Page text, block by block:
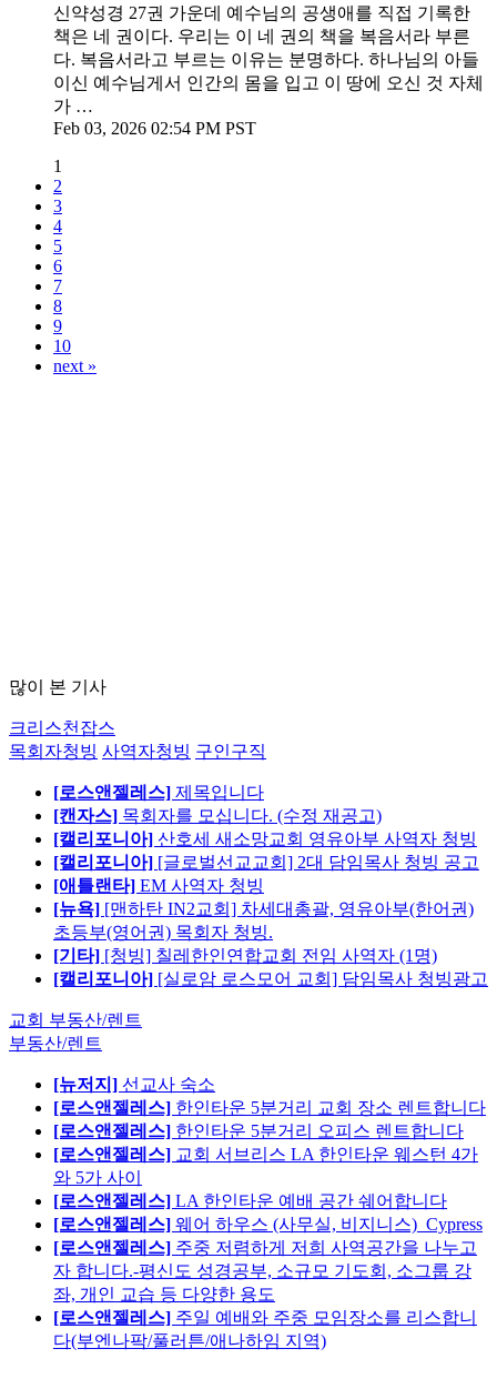
신약성경 27권 가운데 예수님의 공생애를 직접 기록한
책은 네 권이다. 우리는 이 네 권의 책을 복음서라 부른
다. 복음서라고 부르는 이유는 분명하다. 하나님의 아들
이신 예수님게서 인간의 몸을 입고 이 땅에 오신 것 자체
가 …
Feb 03, 2026 02:54 PM PST
1
2
3
4
5
6
7
8
9
10
next »
많이 본 기사
크리스천잡스
목회자청빙 사역자청빙 구인구직
[로스앤젤레스] 제목입니다
[캔자스] 목회자를 모십니다. (수정 재공고)
[캘리포니아] 산호세 새소망교회 영유아부 사역자 청빙
[캘리포니아] [글로벌선교교회] 2대 담임목사 청빙 공고
[애틀랜타] EM 사역자 청빙
[뉴욕] [맨하탄 IN2교회] 차세대총괄, 영유아부(한어권)
초등부(영어권) 목회자 청빙.
[기타] [청빙] 칠레한인연합교회 전임 사역자 (1명)
[캘리포니아] [실로암 로스모어 교회] 담임목사 청빙광고
교회 부동산/렌트
부동산/렌트
[뉴저지] 선교사 숙소
[로스앤젤레스] 한인타운 5분거리 교회 장소 렌트합니다
[로스앤젤레스] 한인타운 5분거리 오피스 렌트합니다
[로스앤젤레스] 교회 서브리스 LA 한인타운 웨스턴 4가
와 5가 사이
[로스앤젤레스] LA 한인타운 예배 공간 쉐어합니다
[로스앤젤레스] 웨어 하우스 (사무실, 비지니스)_Cypress
[로스앤젤레스] 주중 저렴하게 저희 사역공간을 나누고
자 합니다.-평신도 성경공부, 소규모 기도회, 소그룹 강
좌, 개인 교습 등 다양한 용도
[로스앤젤레스] 주일 예배와 주중 모임장소를 리스합니
다(부엔나팍/풀러튼/애나하임 지역)